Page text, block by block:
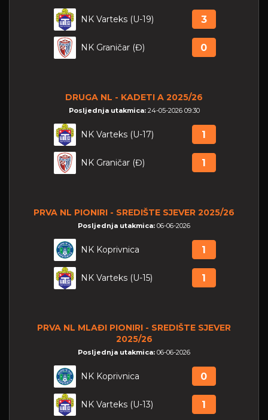
NK Varteks (U-19) 3
NK Graničar (Đ) 0
DRUGA NL - KADETI A 2025/26
Posljednja utakmica: 24-05-2026 09:30
NK Varteks (U-17) 1
NK Graničar (Đ) 1
PRVA NL PIONIRI - SREDIŠTE SJEVER 2025/26
Posljednja utakmica: 06-06-2026
NK Koprivnica 1
NK Varteks (U-15) 1
PRVA NL MLAĐI PIONIRI - SREDIŠTE SJEVER
2025/26
Posljednja utakmica: 06-06-2026
NK Koprivnica 0
NK Varteks (U-13) 1